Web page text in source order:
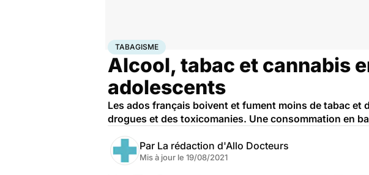
AccueilSantéMaladies
TABAGISME
Alcool, tabac et cannabis
adolescents
Les ados français boivent et fument moins de tabac et
drogues et des toxicomanies. Une consommation en
Par La rédaction d'Allo Docteurs
Mis à jour le 19/08/2021